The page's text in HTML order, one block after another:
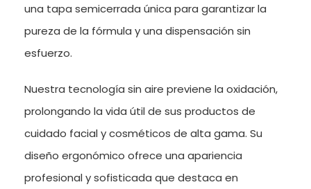
una tapa semicerrada única para garantizar la
pureza de la fórmula y una dispensación sin
esfuerzo.
Nuestra tecnología sin aire previene la oxidación,
prolongando la vida útil de sus productos de
cuidado facial y cosméticos de alta gama. Su
diseño ergonómico ofrece una apariencia
profesional y sofisticada que destaca en